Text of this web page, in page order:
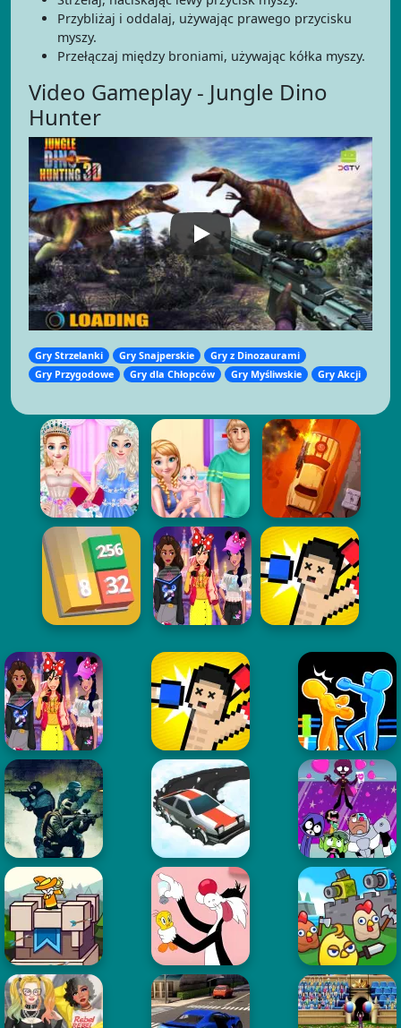
Przybliżaj i oddalaj, używając prawego przycisku
myszy.
Przełączaj między broniami, używając kółka myszy.
Video Gameplay - Jungle Dino
Hunter
Gry Strzelanki Gry Snajperskie
Gry z Dinozaurami
Gry Przygodowe
Gry dla Chłopców Gry Myśliwskie Gry Akcji